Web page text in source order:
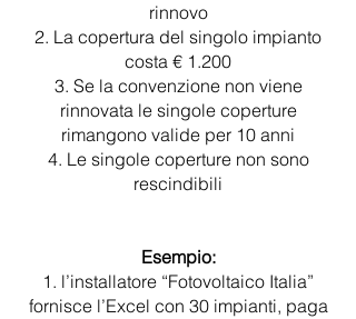
rinnovo
La copertura del singolo impianto
costa € 1.200
Se la convenzione non viene
rinnovata le singole coperture
rimangono valide per 10 anni
Le singole coperture non sono
rescindibili
Esempio:
l’installatore “Fotovoltaico Italia”
fornisce l’Excel con 30 impianti, paga